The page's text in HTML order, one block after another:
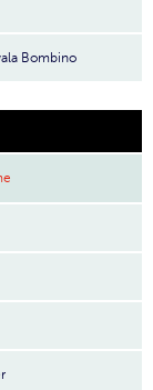
Bombino